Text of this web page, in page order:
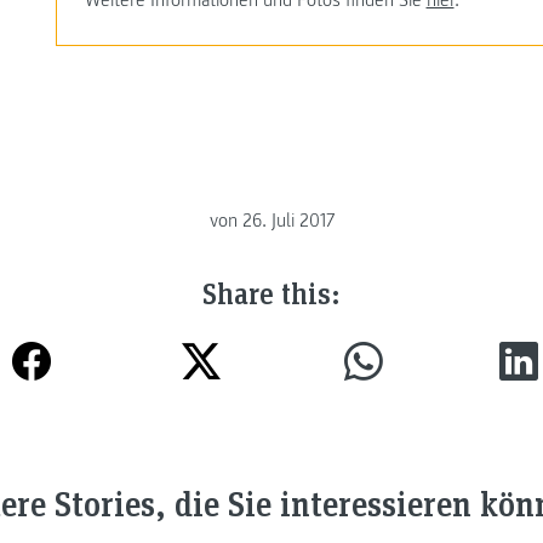
von 26. Juli 2017
Share this:
Stories, die Sie interessieren